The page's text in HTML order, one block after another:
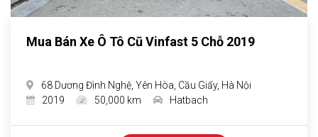
Mua Bán Xe Ô Tô Cũ Vinfast 5 Chỗ 2019
68 Dương Đình Nghệ, Yên Hòa, Cầu Giấy, Hà Nội
2019
50,000 km Hatbach